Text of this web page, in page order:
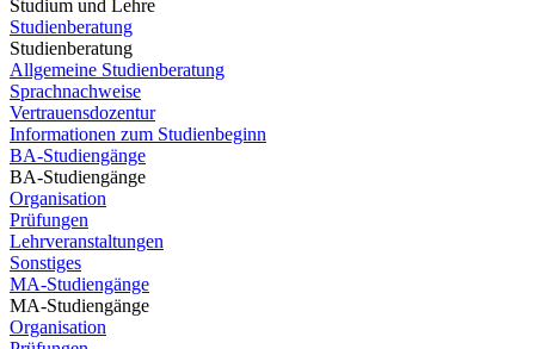
Studium und Lehre
Studienberatung
Studienberatung
Allgemeine Studienberatung
Sprachnachweise
Vertrauensdozentur
Informationen zum Studienbeginn
BA-Studiengänge
BA-Studiengänge
Organisation
Prüfungen
Lehrveranstaltungen
Sonstiges
MA-Studiengänge
MA-Studiengänge
Organisation